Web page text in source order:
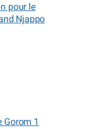
pour le
Njappo
Gorom 1